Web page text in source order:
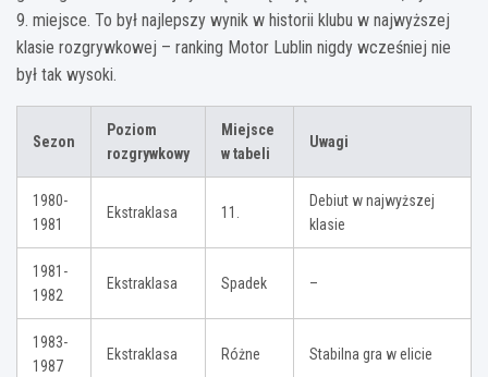
9. miejsce. To był najlepszy wynik w historii klubu w najwyższej
klasie rozgrywkowej – ranking Motor Lublin nigdy wcześniej nie
był tak wysoki.
Sezon
Poziom
rozgrywkowy
Miejsce
w tabeli
Uwagi
1980-
1981
Ekstraklasa 11.
Debiut w najwyższej
klasie
1981-
1982
Ekstraklasa Spadek –
1983-
1987
Ekstraklasa Różne Stabilna gra w elicie